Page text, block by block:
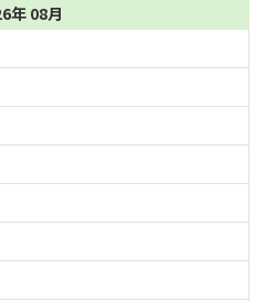
年 08月